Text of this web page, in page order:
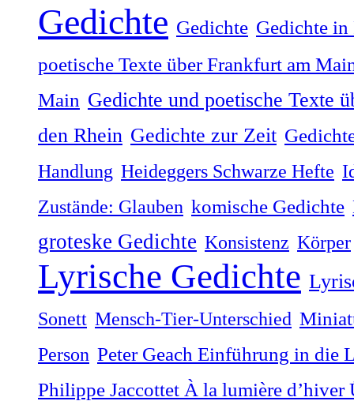
Gedichte Gedichte Gedichte in
poetische Texte über Frankfurt am
Main Gedichte und poetische Texte
den Rhein Gedichte zur Zeit
Handlung Heideggers Schwarze Hefte
Zustände: Glauben komische Gedichte
groteske Gedichte Konsistenz Körper
Lyrische Gedichte
Sonett Mensch-Tier-Unterschied
Person Peter Geach Einführung in die
Philippe Jaccottet À la lumière dʼhiver